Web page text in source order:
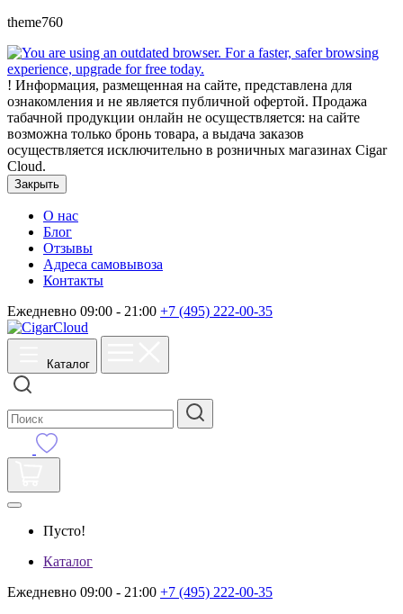
theme760
! Информация, размещенная на сайте, представлена для
ознакомления и не является публичной офертой. Продажа
табачной продукции онлайн не осуществляется: на сайте
возможна только бронь товара, а выдача заказов
осуществляется исключительно в розничных магазинах Cigar
Cloud.
Закрыть
О нас
Блог
Отзывы
Адреса самовывоза
Контакты
Ежедневно 09:00 - 21:00 +7 (495) 222-00-35
Каталог
Пусто!
Каталог
Ежедневно 09:00 - 21:00 +7 (495) 222-00-35